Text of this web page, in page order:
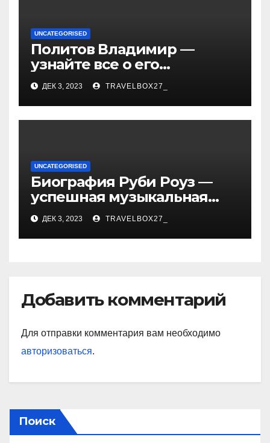
UNCATEGORISED
Политов Владимир —
узнайте все о его
биографии, возрасте и
впечатляющих
достижениях!
ДЕК 3, 2023 TRAVELBOX27_
UNCATEGORISED
Биография Руби Роуз —
успешная музыкальная
карьера, личная жизнь и
знаковые достижения
ДЕК 3, 2023 TRAVELBOX27_
Добавить комментарий
Для отправки комментария вам необходимо
авторизоваться.
Поиск